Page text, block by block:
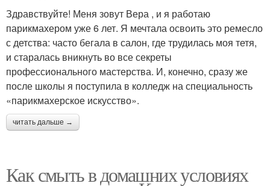
Здравствуйте! Меня зовут Вера , и я работаю
парикмахером уже 6 лет. Я мечтала освоить это ремесло
с детства: часто бегала в салон, где трудилась моя тетя,
и старалась вникнуть во все секреты
профессионального мастерства. И, конечно, сразу же
после школы я поступила в колледж на специальность
«парикмахерское искусство».
читать дальше →
Как смыть в домашних условиях